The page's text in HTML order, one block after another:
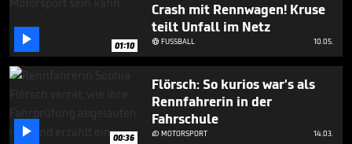
 01:10
Crash mit Rennwagen! Kruse
teilt Unfall im Netz
FUSSBALL 10.05.
 00:36
Flörsch: So kurios war's als
Rennfahrerin in der
Fahrschule
MOTORSPORT 14.03.